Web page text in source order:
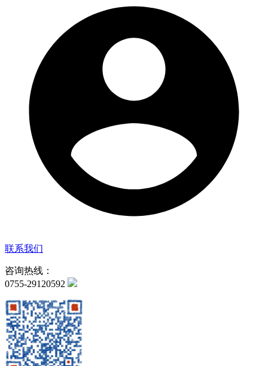
联系我们
咨询热线：
0755-29120592